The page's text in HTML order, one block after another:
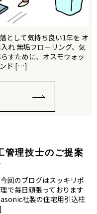
として気持ち良い1年を オ
れ 無垢フローリング、気
すために、オスモウォッ
ンド […]
管理技士のご提案
回のブログはスッキリポ
で毎日頑張っております
社製の住宅用引込柱